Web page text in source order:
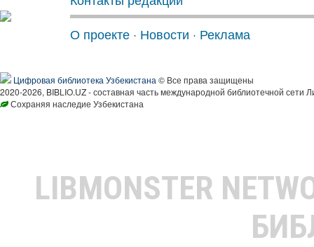
О проекте · Новости · Реклама
Цифровая библиотека Узбекистана © Все права защищены
2020-2026, BIBLIO.UZ - составная часть международной библиотечной сети
Сохраняя наследие Узбекистана
LIBMONSTER